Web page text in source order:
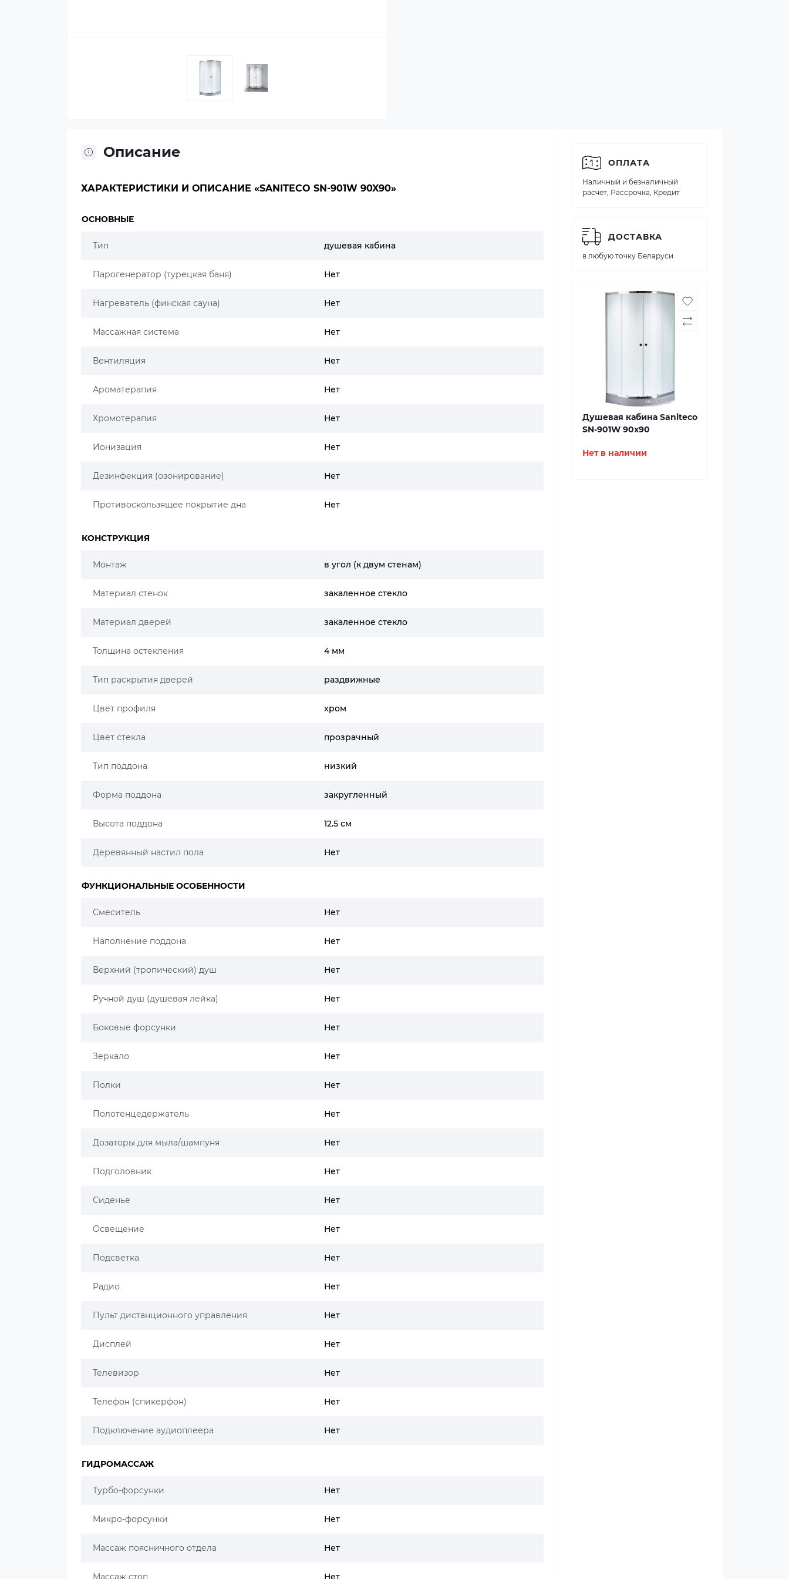
Описание
ХАРАКТЕРИСТИКИ И ОПИСАНИЕ «SANITECO SN-901W 90X90»
ОСНОВНЫЕ
Тип душевая кабина
Парогенератор (турецкая баня) Нет
Нагреватель (финская сауна) Нет
Массажная система Нет
Вентиляция Нет
Ароматерапия Нет
Хромотерапия Нет
Ионизация Нет
Дезинфекция (озонирование) Нет
Противоскользящее покрытие дна Нет
КОНСТРУКЦИЯ
Монтаж в угол (к двум стенам)
Материал стенок закаленное стекло
Материал дверей закаленное стекло
Толщина остекления 4 мм
Тип раскрытия дверей раздвижные
Цвет профиля хром
Цвет стекла прозрачный
Тип поддона низкий
Форма поддона закругленный
Высота поддона 12.5 см
Деревянный настил пола Нет
ФУНКЦИОНАЛЬНЫЕ ОСОБЕННОСТИ
Смеситель Нет
Наполнение поддона Нет
Верхний (тропический) душ Нет
Ручной душ (душевая лейка) Нет
Боковые форсунки Нет
Зеркало Нет
Полки Нет
Полотенцедержатель Нет
Дозаторы для мыла/шампуня Нет
Подголовник Нет
Сиденье Нет
Освещение Нет
Подсветка Нет
Радио Нет
Пульт дистанционного управления Нет
Дисплей Нет
Телевизор Нет
Телефон (спикерфон) Нет
Подключение аудиоплеера Нет
ГИДРОМАССАЖ
Турбо-форсунки Нет
Микро-форсунки Нет
Массаж поясничного отдела Нет
Массаж стоп Нет
ОПЛАТА
Наличный и безналичный
расчет, Рассрочка, Кредит
ДОСТАВКА
в любую точку Беларуси
Душевая кабина Saniteco
SN-901W 90x90
Нет в наличии